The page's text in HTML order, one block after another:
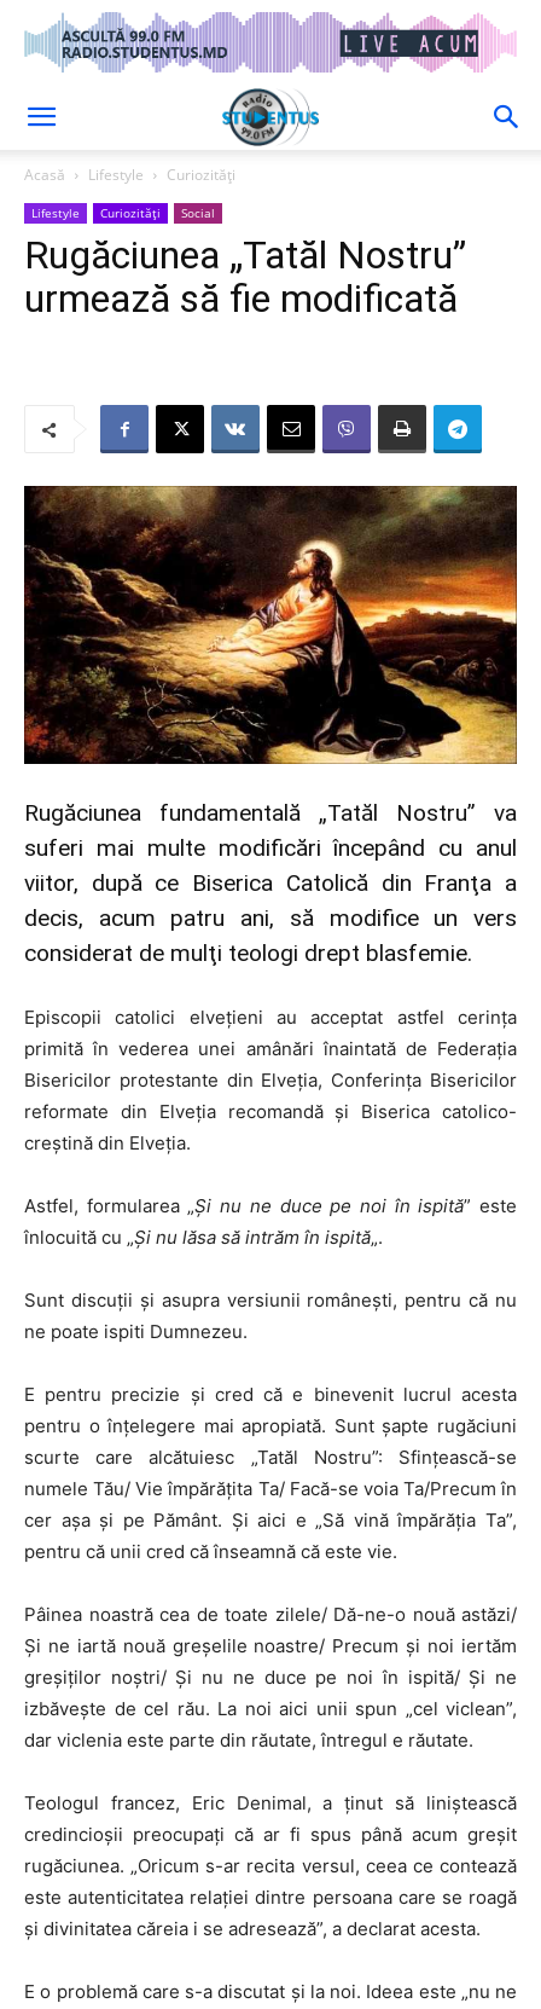
Acasă Lifestyle Curiozități
Lifestyle Curiozități Social
Rugăciunea „Tatăl Nostru”
urmează să fie modificată
Rugăciunea fundamentală „Tatăl Nostru” va
suferi mai multe modificări începând cu anul
viitor, după ce Biserica Catolică din Franţa a
decis, acum patru ani, să modifice un vers
considerat de mulţi teologi drept blasfemie.
Episcopii catolici elvețieni au acceptat astfel cerința
primită în vederea unei amânări înaintată de Federația
Bisericilor protestante din Elveția, Conferința Bisericilor
reformate din Elveția recomandă și Biserica catolico-
creștină din Elveția.
Astfel, formularea „Și nu ne duce pe noi în ispită” este
înlocuită cu „Și nu lăsa să intrăm în ispită„.
Sunt discuții și asupra versiunii românești, pentru că nu
ne poate ispiti Dumnezeu.
E pentru precizie și cred că e binevenit lucrul acesta
pentru o înțelegere mai apropiată. Sunt șapte rugăciuni
scurte care alcătuiesc „Tatăl Nostru”: Sfințească-se
numele Tău/ Vie împărățita Ta/ Facă-se voia Ta/Precum în
cer așa și pe Pământ. Și aici e „Să vină împărăția Ta”,
pentru că unii cred că înseamnă că este vie.
Pâinea noastră cea de toate zilele/ Dă-ne-o nouă astăzi/
Și ne iartă nouă greșelile noastre/ Precum și noi iertăm
greșiților noștri/ Și nu ne duce pe noi în ispită/ Și ne
izbăvește de cel rău. La noi aici unii spun „cel viclean”,
dar viclenia este parte din răutate, întregul e răutate.
Teologul francez, Eric Denimal, a ţinut să liniştească
credincioşii preocupaţi că ar fi spus până acum greşit
rugăciunea. „Oricum s-ar recita versul, ceea ce contează
este autenticitatea relaţiei dintre persoana care se roagă
şi divinitatea căreia i se adresează”, a declarat acesta.
E o problemă care s-a discutat și la noi. Ideea este „nu ne